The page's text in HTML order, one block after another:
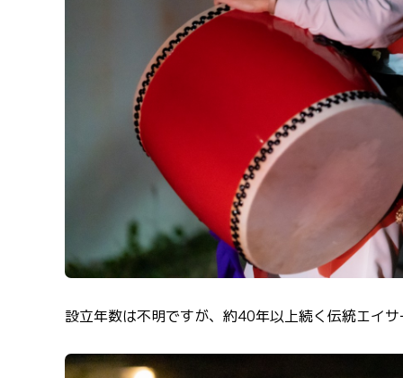
設立年数は不明ですが、約40年以上続く伝統エイ